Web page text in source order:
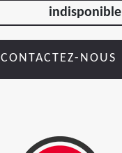
indisponible
CONTACTEZ-NOUS